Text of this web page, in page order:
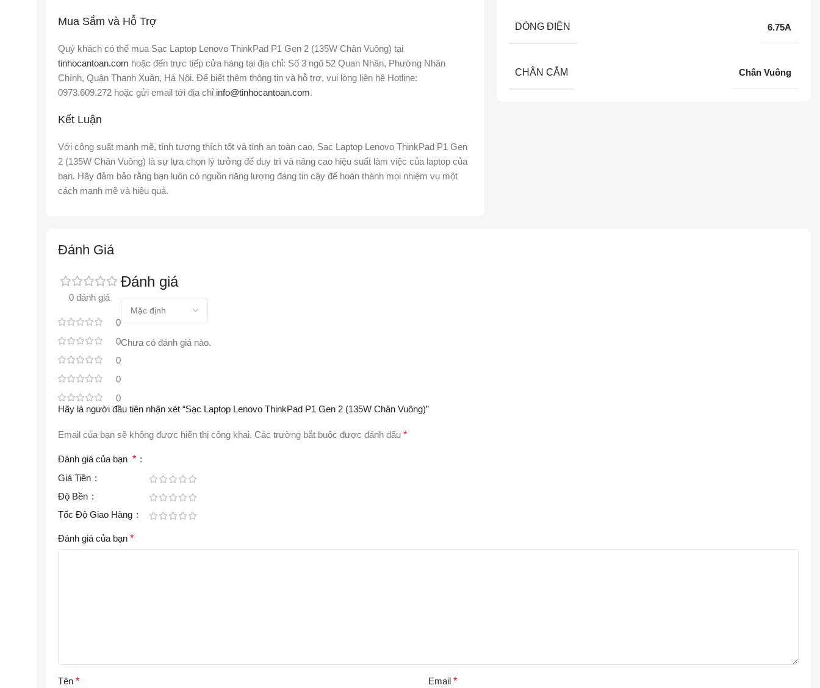
Mua Sắm và Hỗ Trợ
Quý khách có thể mua Sạc Laptop Lenovo ThinkPad P1 Gen 2 (135W Chân Vuông) tại
tinhocantoan.com hoặc đến trực tiếp cửa hàng tại địa chỉ: Số 3 ngõ 52 Quan Nhân, Phường Nhân
Chính, Quận Thanh Xuân, Hà Nội. Để biết thêm thông tin và hỗ trợ, vui lòng liên hệ Hotline:
0973.609.272 hoặc gửi email tới địa chỉ info@tinhocantoan.com.
Kết Luận
Với công suất mạnh mẽ, tính tương thích tốt và tính an toàn cao, Sạc Laptop Lenovo ThinkPad P1 Gen
2 (135W Chân Vuông) là sự lựa chọn lý tưởng để duy trì và nâng cao hiệu suất làm việc của laptop của
bạn. Hãy đảm bảo rằng bạn luôn có nguồn năng lượng đáng tin cậy để hoàn thành mọi nhiệm vụ một
cách mạnh mẽ và hiệu quả.
DÒNG ĐIỆN 6.75A
CHÂN CẮM Chân Vuông
Đánh Giá
0 đánh giá
0
0
0
0
0
Đánh giá
Chưa có đánh giá nào.
Hãy là người đầu tiên nhận xét “Sạc Laptop Lenovo ThinkPad P1 Gen 2 (135W Chân Vuông)”
Email của bạn sẽ không được hiển thị công khai. Các trường bắt buộc được đánh dấu *
Đánh giá của bạn *
Giá Tiền
Độ Bền
Tốc Độ Giao Hàng
Đánh giá của bạn *
Tên * Email *